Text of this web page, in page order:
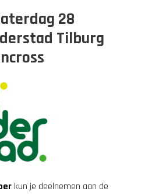
28
Tilburg
kun je deelnemen aan de